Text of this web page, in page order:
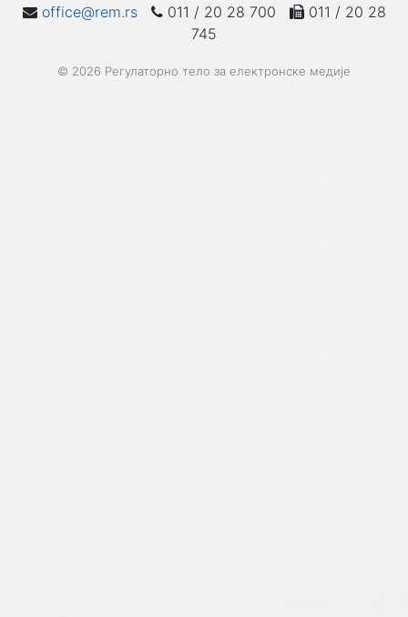
office@rem.rs
011 / 20 28 700
011 / 20 28
745
© 2026 Регулаторно тело за електронске медије